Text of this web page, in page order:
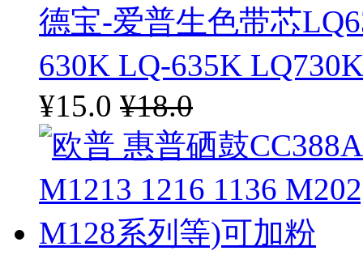
德宝
科迪雅
文字王
浩顺
天威
国际
德宝-爱普生色带芯
630K LQ-635K
¥15.0 ¥18.0